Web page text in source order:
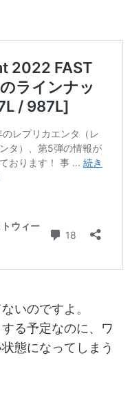
いのですよ。
る予定なのに、ワ
態になってしまう